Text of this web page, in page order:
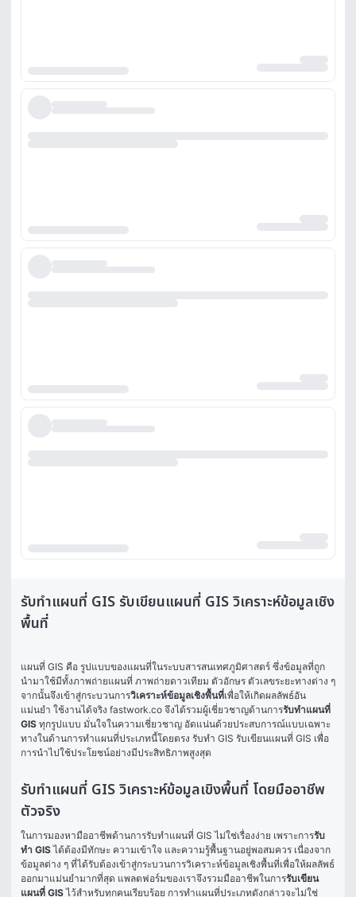
รับทำแผนที่ GIS รับเขียนแผนที่ GIS วิเคราะห์ข้อมูลเชิง
พื้นที่
แผนที่ GIS คือ รูปแบบของแผนที่ในระบบสารสนเทศภูมิศาสตร์ ซึ่งข้อมูลที่ถูก
นำมาใช้มีทั้งภาพถ่ายแผนที่ ภาพถ่ายดาวเทียม ตัวอักษร ตัวเลขระยะทางต่าง ๆ
จากนั้นจึงเข้าสู่กระบวนการวิเคราะห์ข้อมูลเชิงพื้นที่เพื่อให้เกิดผลลัพธ์อัน
แม่นยำ ใช้งานได้จริง fastwork.co จึงได้รวมผู้เชี่ยวชาญด้านการรับทำแผนที่
GIS ทุกรูปแบบ มั่นใจในความเชี่ยวชาญ อัดแน่นด้วยประสบการณ์แบบเฉพาะ
ทางในด้านการทำแผนที่ประเภทนี้โดยตรง รับทำ GIS รับเขียนแผนที่ GIS เพื่อ
การนำไปใช้ประโยชน์อย่างมีประสิทธิภาพสูงสุด
รับทำแผนที่ GIS วิเคราะห์ข้อมูลเขิงพื้นที่ โดยมืออาชีพ
ตัวจริง
ในการมองหามืออาชีพด้านการรับทำแผนที่ GIS ไม่ใช่เรื่องง่าย เพราะการรับ
ทำ GIS ได้ต้องมีทักษะ ความเข้าใจ และความรู้พื้นฐานอยู่พอสมควร เนื่องจาก
ข้อมูลต่าง ๆ ที่ได้รับต้องเข้าสู่กระบวนการวิเคราะห์ข้อมูลเชิงพื้นที่เพื่อให้ผลลัพธ์
ออกมาแม่นยำมากที่สุด แพลตฟอร์มของเราจึงรวมมืออาชีพในการรับเขียน
แผนที่ GIS ไว้สำหรับทุกคนเรียบร้อย การทำแผนที่ประเภทดังกล่าวจะไม่ใช่